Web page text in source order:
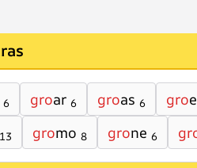
6 groar 6 groas 6 gro
13 gromo 8 grone 6